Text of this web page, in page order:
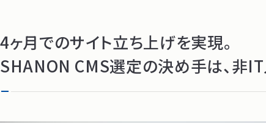
4ヶ月でのサイト立ち上げを実現。
SHANON CMS選定の決め手は、非